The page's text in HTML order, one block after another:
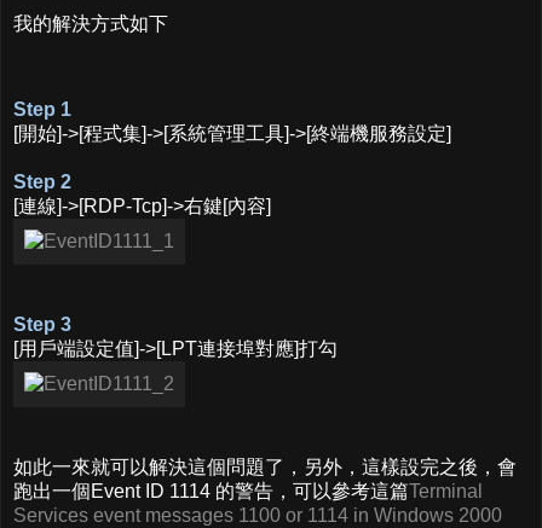
我的解決方式如下
Step 1
[開始]->[程式集]->[系統管理工具]->[終端機服務設定]
Step 2
[連線]->[RDP-Tcp]->右鍵[內容]
Step 3
[用戶端設定值]->[LPT連接埠對應]打勾
如此一來就可以解決這個問題了，另外，這樣設完之後，會
跑出一個Event ID 1114 的警告，可以參考這篇Terminal
Services event messages 1100 or 1114 in Windows 2000